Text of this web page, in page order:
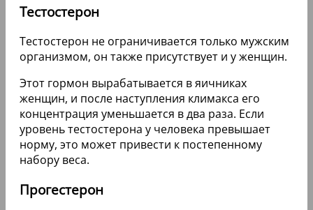
Тестостерон
Тестостерон не ограничивается только мужским
организмом, он также присутствует и у женщин.
Этот гормон вырабатывается в яичниках
женщин, и после наступления климакса его
концентрация уменьшается в два раза. Если
уровень тестостерона у человека превышает
норму, это может привести к постепенному
набору веса.
Прогестерон